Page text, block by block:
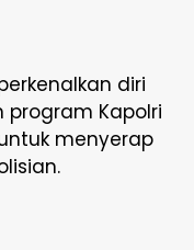
diri
Kapolri
menyerap